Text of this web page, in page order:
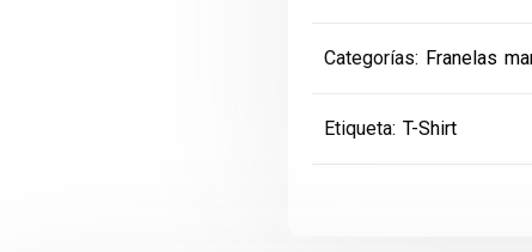
Categorías: Franelas
Etiqueta:T-Shirt